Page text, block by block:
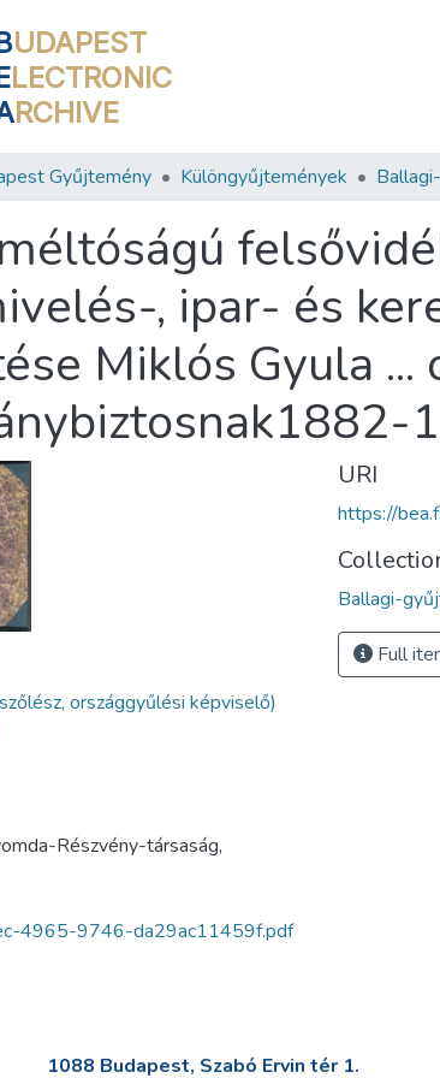
UDAPEST
LECTRONIC
RCHIVE
Gyűjtemény Különgyűjtemények
, ipar- és
Miklós Gyula ...
országgyűlési képviselő)
Részvény-társaság,
4965-9746-da29ac11459f.pdf
URI
https://
Ballagi-
Full
1088 Budapest, Szabó Ervin tér 1.